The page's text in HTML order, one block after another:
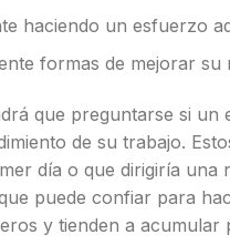
haciendo un esfuerzo
formas de mejorar
que preguntarse si un
de su trabajo.
día o que dirigiría una
puede confiar para
y tienden a acumular